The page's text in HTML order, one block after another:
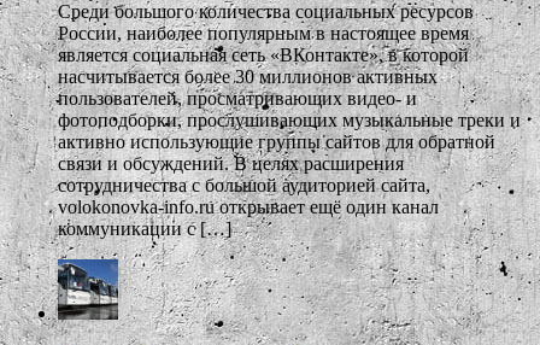
Среди большого количества социальных ресурсов
России, наиболее популярным в настоящее время
является социальная сеть «ВКонтакте», в которой
насчитывается более 30 миллионов активных
пользователей, просматривающих видео- и
фотоподборки, прослушивающих музыкальные треки и
активно использующие группы сайтов для обратной
связи и обсуждений. В целях расширения
сотрудничества с большой аудиторией сайта,
volokonovka-info.ru открывает ещё один канал
коммуникации с […]